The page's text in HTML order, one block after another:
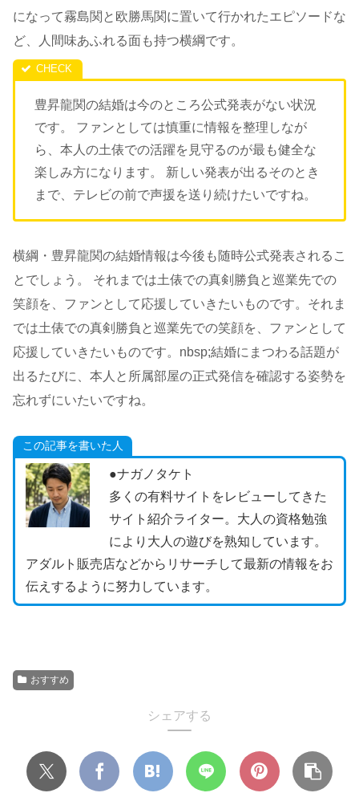
になって霧島関と欧勝馬関に置いて行かれたエピソードな
ど、人間味あふれる面も持つ横綱です。
豊昇龍関の結婚は今のところ公式発表がない状況
です。 ファンとしては慎重に情報を整理しなが
ら、本人の土俵での活躍を見守るのが最も健全な
楽しみ方になります。 新しい発表が出るそのとき
まで、テレビの前で声援を送り続けたいですね。
横綱・豊昇龍関の結婚情報は今後も随時公式発表されるこ
とでしょう。 それまでは土俵での真剣勝負と巡業先での
笑顔を、ファンとして応援していきたいものです。それま
では土俵での真剣勝負と巡業先での笑顔を、ファンとして
応援していきたいものです。nbsp;結婚にまつわる話題が
出るたびに、本人と所属部屋の正式発信を確認する姿勢を
忘れずにいたいですね。
この記事を書いた人
●ナガノタケト
多くの有料サイトをレビューしてきた
サイト紹介ライター。大人の資格勉強
により大人の遊びを熟知しています。
アダルト販売店などからリサーチして最新の情報をお
伝えするように努力しています。
おすすめ
シェアする